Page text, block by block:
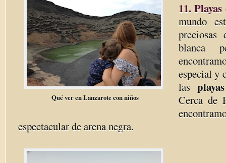
Qué ver en Lanzarote con niños
11.
mundo
preciosas
blanca
especial y
las
Cerca de
espectacular de arena negra.